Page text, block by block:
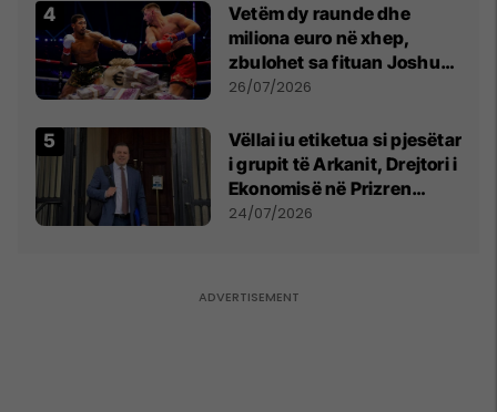
Vetëm dy raunde dhe
miliona euro në xhep,
zbulohet sa fituan Joshua
e Prenga
26/07/2026
Vëllai iu etiketua si pjesëtar
i grupit të Arkanit, Drejtori i
Ekonomisë në Prizren
mohon pretendimet
24/07/2026